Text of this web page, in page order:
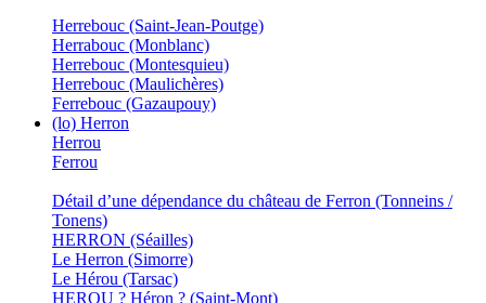
Herrebouc (Saint-Jean-Poutge)
Herrabouc (Monblanc)
Herrebouc (Montesquieu)
Herrebouc (Maulichères)
Ferrebouc (Gazaupouy)
(lo) Herron
Herrou
Ferrou
Détail d’une dépendance du château de Ferron (Tonneins /
Tonens)
HERRON (Séailles)
Le Herron (Simorre)
Le Hérou (Tarsac)
HEROU ? Héron ? (Saint-Mont)